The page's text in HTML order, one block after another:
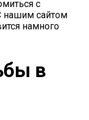
с
нашим сайтом
намного
в